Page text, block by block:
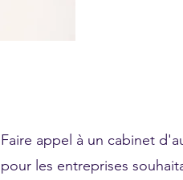
Faire appel à un cabinet
pour les entreprises